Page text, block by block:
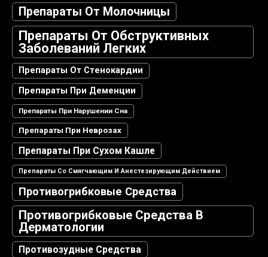
Препараты От Молочницы
Препараты От Обструктивных
Заболеваний Легких
Препараты От Стенокардии
Препараты При Деменции
Препараты При Нарушении Сна
Препараты При Неврозах
Препараты При Сухом Кашле
Препараты Со Смягчающим И Анестезирующим Действием
Противогрибковые Средства
Противогрибковые Средства В
Дерматологии
Противозудные Средства